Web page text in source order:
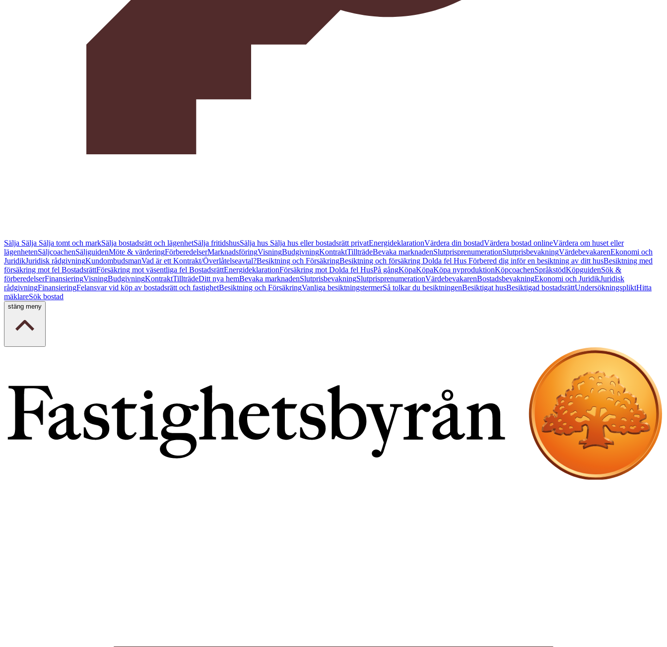
Sälja Sälja Sälja tomt och markSälja bostadsrätt och lägenhetSälja fritidshusSälja hus Sälja hus eller bostadsrätt privatEnergideklarationVärdera din bostadVärdera bostad onlineVärdera om huset eller
lägenhetenSäljcoachenSäljguidenMöte & värderingFörberedelserMarknadsföringVisningBudgivningKontraktTillträdeBevaka marknadenSlutprisprenumerationSlutprisbevakningVärdebevakarenEkonomi och
JuridikJuridisk rådgivningKundombudsmanVad är ett Kontrakt/Överlåtelseavtal?Besiktning och FörsäkringBesiktning och försäkring Dolda fel Hus Förbered dig inför en besiktning av ditt husBesiktning med
försäkring mot fel BostadsrättFörsäkring mot väsentliga fel BostadsrättEnergideklarationFörsäkring mot Dolda fel HusPå gångKöpaKöpaKöpa nyproduktionKöpcoachenSpråkstödKöpguidenSök &
förberedelserFinansieringVisningBudgivningKontraktTillträdeDitt nya hemBevaka marknadenSlutprisbevakningSlutprisprenumerationVärdebevakarenBostadsbevakningEkonomi och JuridikJuridisk
rådgivningFinansieringFelansvar vid köp av bostadsrätt och fastighetBesiktning och FörsäkringVanliga besiktningstermerSå tolkar du besiktningenBesiktigat husBesiktigad bostadsrättUndersökningspliktHitta
mäklareSök bostad
stäng meny